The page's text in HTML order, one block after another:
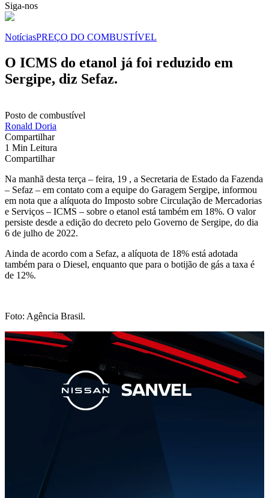
Siga-nos
NotíciasPREÇO DO COMBUSTÍVEL
O ICMS do etanol já foi reduzido em
Sergipe, diz Sefaz.
Posto de combustível
Ronald Doria
Compartilhar
1 Min Leitura
Compartilhar
Na manhã desta terça – feira, 19 , a Secretaria de Estado da Fazenda
– Sefaz – em contato com a equipe do Garagem Sergipe, informou
em nota que a alíquota do Imposto sobre Circulação de Mercadorias
e Serviços – ICMS – sobre o etanol está também em 18%. O valor
persiste desde a edição do decreto pelo Governo de Sergipe, do dia
6 de julho de 2022.
Ainda de acordo com a Sefaz, a alíquota de 18% está adotada
também para o Diesel, enquanto que para o botijão de gás a taxa é
de 12%.
Foto: Agência Brasil.